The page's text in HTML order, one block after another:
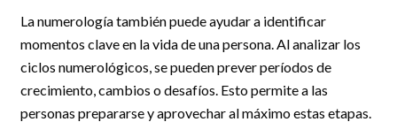
La numerología también puede ayudar a identificar
momentos clave en la vida de una persona. Al analizar los
ciclos numerológicos, se pueden prever períodos de
crecimiento, cambios o desafíos. Esto permite a las
personas prepararse y aprovechar al máximo estas etapas.